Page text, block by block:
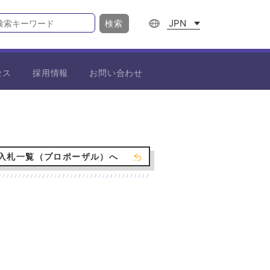
検索 JPN
採用情報 お問い合わせ
札一覧（プロポーザル）へ